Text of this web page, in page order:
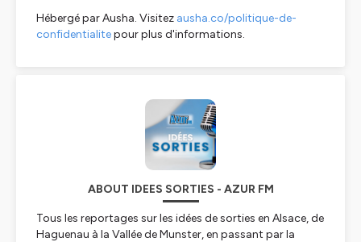
Hébergé par Ausha. Visitez ausha.co/politique-de-
confidentialitepour plus d'informations.
ABOUT IDEES SORTIES - AZUR FM
Tous les reportages sur les idées de sorties en Alsace, de
Haguenau à la Vallée de Munster, en passant par la